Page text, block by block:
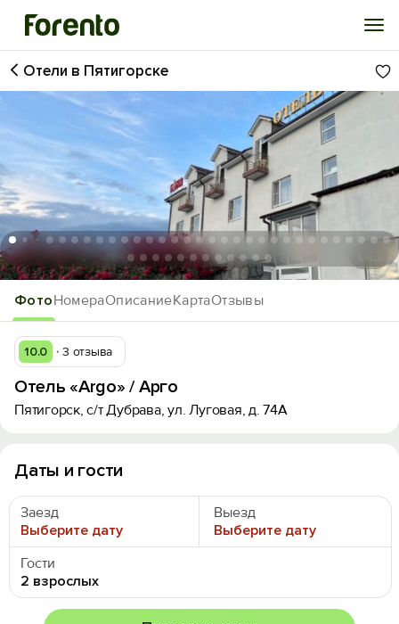
Войти
Избранное
История просмотра
Добавить свой объект
ФотоНомераОписаниеКартаОтзывы
Отели в Пятигорске
10.0 3 отзыва
Отель «Argo» / Арго
Пятигорск, с/т Дубрава, ул. Луговая, д. 74А
Даты и гости
Заезд
Выберите дату
Выезд
Выберите дату
Гости
2 взрослых